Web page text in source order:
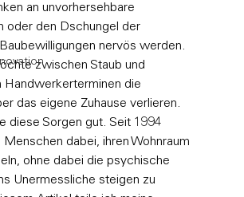
an unvorhersehbare
oder den Dschungel der
nervös werden.
zwischen Staub und
Handwerkerterminen die
das eigene Zuhause verlieren.
diese Sorgen gut. Seit 1994
Menschen dabei, ihren Wohnraum
ohne dabei die psychische
Unermessliche steigen zu